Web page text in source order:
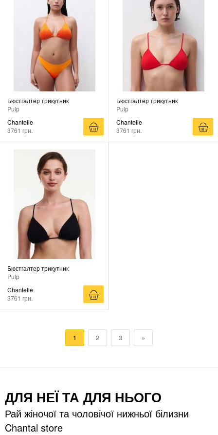
Бюстгалтер трикутник
Pulp
Chantelle
3761 грн.
Бюстгалтер трикутник
Pulp
Chantelle
3761 грн.
Бюстгалтер трикутник
Pulp
Chantelle
3761 грн.
1 2 3 »
ДЛЯ НЕЇ ТА ДЛЯ НЬОГО
Рай жіночої та чоловічої нижньої білизни
Chantal store